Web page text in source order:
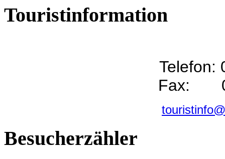
Touristinformation
Telefon:
Fax:
Besucherzähler